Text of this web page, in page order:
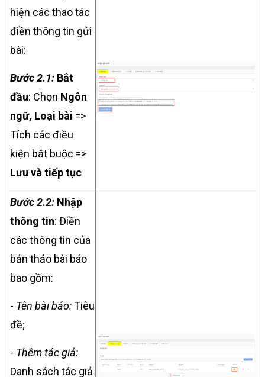
hiện các thao tác
điền thông tin gửi
bài:
Bước 2.1: Bắt
đầu: Chọn Ngôn
ngữ, Loại bài =>
Tích các điều
kiện bắt buộc =>
Lưu và tiếp tục
Bước 2.2: Nhập
thông tin: Điền
các thông tin của
bản thảo bài báo
bao gồm:
- Tên bài báo:Tiêu
đề;
- Thêm tác giả:
Danh sách tác giả